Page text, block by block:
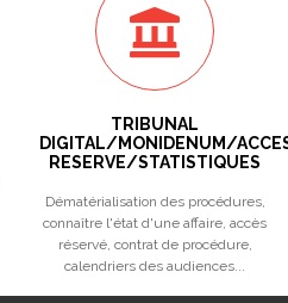
TRIBUNAL
DIGITAL/MONIDENUM/
RESERVE/STATISTIQUES
Dématérialisation des procédures,
connaître l'état d'une affaire, accès
réservé, contrat de procédure,
calendriers des audiences...